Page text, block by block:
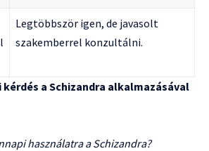
Legtöbbször igen, de javasolt
szakemberrel konzultálni.
kérdés a Schizandra alkalmazásával
használatra a Schizandra?